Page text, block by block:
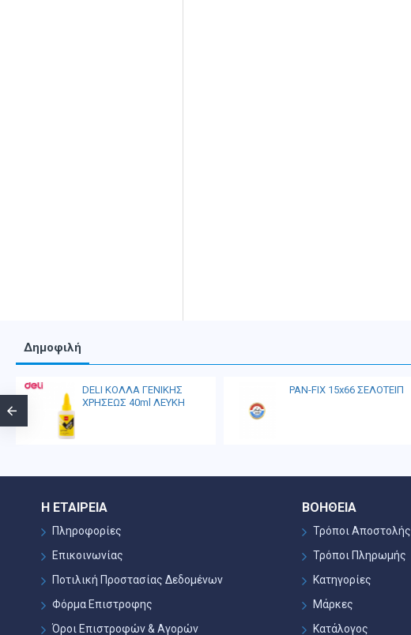
Δημοφιλή
DELI ΚΟΛΛΑ ΓΕΝΙΚΗΣ
ΧΡΗΣΕΩΣ 40ml ΛΕΥΚΗ
PAN-FIX 15x66 ΣΕΛΟΤΕΙΠ
Η ΕΤΑΙΡΕΊΑ
Πληροφορίες
Επικοινωνίας
Ποτιλική Προστασίας Δεδομένων
Φόρμα Επιστροφης
Όροι Επιστροφών & Αγορών
ΒΟΉΘΕΙΑ
Τρόποι Αποστολής
Τρόποι Πληρωμής
Κατηγορίες
Μάρκες
Κατάλογος